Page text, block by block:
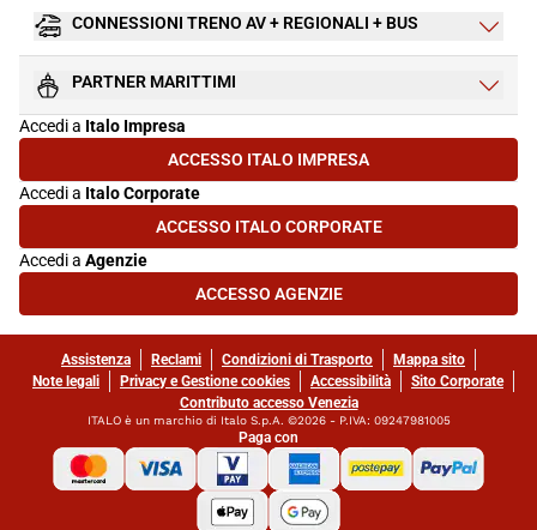
CONNESSIONI TRENO AV + REGIONALI + BUS
PARTNER MARITTIMI
Accedi a Italo Impresa
ACCESSO ITALO IMPRESA(SI APRE IN UNA NUOVA SCHEDA)
Accedi a Italo Corporate
ACCESSO ITALO CORPORATE(SI APRE IN UNA NUOVA SCHEDA)
Accedi a Agenzie
ACCESSO AGENZIE(SI APRE IN UNA NUOVA SCHEDA)
Assistenza Reclami Condizioni di Trasporto
Mappa sito
Note legali
Privacy e Gestione cookies Accessibilità
Sito Corporate
Contributo accesso Venezia
ITALO è un marchio di Italo S.p.A. ©2026 - P.IVA: 09247981005
Paga con